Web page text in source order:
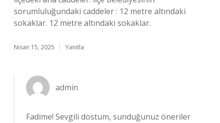
sorumluluğundaki caddeler : 12 metre altındaki
sokaklar. 12 metre altındaki sokaklar.
Nisan 15, 2025 Yanıtla
admin
Fadime! Sevgili dostum, sunduğunuz öneriler